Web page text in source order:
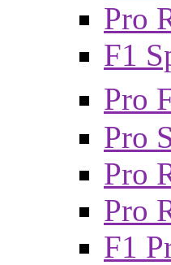
Pro
F1
Pro
Pro
Pro
Pro
F1